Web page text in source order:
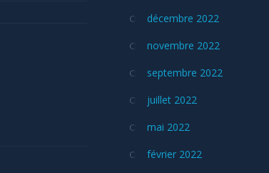
décembre 2022
novembre 2022
septembre 2022
juillet 2022
mai 2022
février 2022